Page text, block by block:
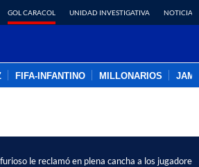
GOL CARACOL UNIDAD INVESTIGATIVA NOTICIAS
FIFA-INFANTINO MILLONARIOS
le reclamó en plena cancha a los